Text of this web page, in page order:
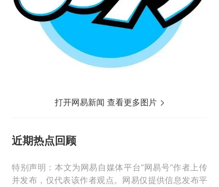
打开网易新闻 查看更多图片
近期热点回顾
特别声明：本文为网易自媒体平台“网易号”作者上传
并发布，仅代表该作者观点。网易仅提供信息发布平